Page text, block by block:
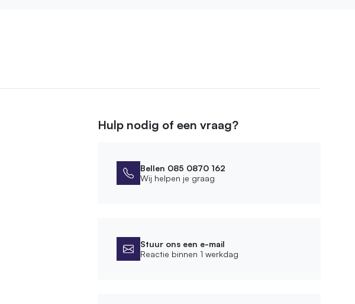
Hulp nodig of een vraag?
Bellen 085 0870 162
Wij helpen je graag
Stuur ons een e-mail
Reactie binnen 1 werkdag